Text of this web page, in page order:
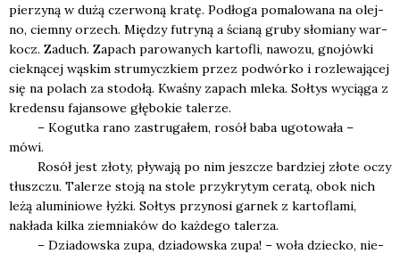
pie­rzy­ną w dużą czer­wo­ną kra­tę. Pod­ło­ga poma­lo­wa­na na olej­
no, ciem­ny orzech. Mię­dzy futry­ną a ścia­ną gru­by sło­mia­ny war­
kocz. Zaduch. Zapach paro­wa­nych kar­to­fli, nawo­zu, gno­jów­ki
ciek­ną­cej wąskim stru­mycz­kiem przez podwór­ko i roz­le­wa­ją­cej
się na polach za sto­do­łą. Kwa­śny zapach mle­ka. Soł­tys wycią­ga z
kre­den­su fajan­so­we głę­bo­kie tale­rze.
– Kogut­ka rano zastru­ga­łem, rosół baba ugo­to­wa­ła –
mówi.
Rosół jest zło­ty, pły­wa­ją po nim jesz­cze bar­dziej zło­te oczy
tłusz­czu. Tale­rze sto­ją na sto­le przy­kry­tym cera­tą, obok nich
leżą alu­mi­nio­we łyż­ki. Soł­tys przy­no­si gar­nek z kar­to­fla­mi,
nakła­da kil­ka ziem­nia­ków do każ­de­go tale­rza.
– Dzia­dow­ska zupa, dzia­dow­ska zupa! – woła dziec­ko, nie­